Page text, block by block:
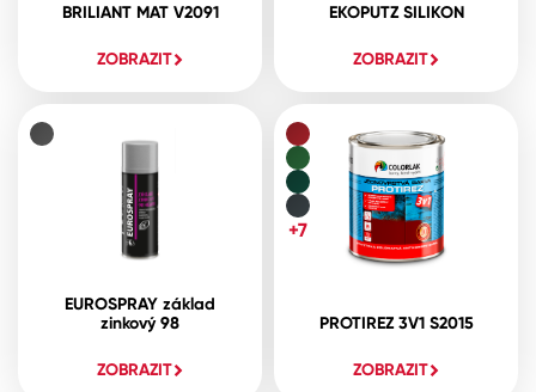
BRILIANT MAT V2091
ZOBRAZIT
EKOPUTZ SILIKON
ZOBRAZIT
EUROSPRAY základ
zinkový 98
ZOBRAZIT
PROTIREZ 3V1 S2015
ZOBRAZIT
+7